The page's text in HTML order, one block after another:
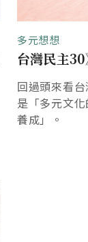
多元想想
台灣民主
回過頭來看
是「多元文
養成」。